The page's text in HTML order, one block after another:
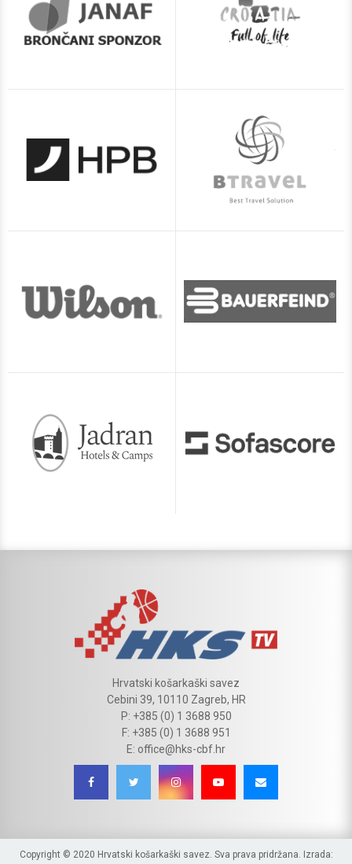
Hrvatski košarkaški savez
Cebini 39, 10110 Zagreb, HR
P: +385 (0) 1 3688 950
F: +385 (0) 1 3688 951
E: office@hks-cbf.hr
Copyright © 2020 Hrvatski košarkaški savez. Sva prava pridržana. Izrada: